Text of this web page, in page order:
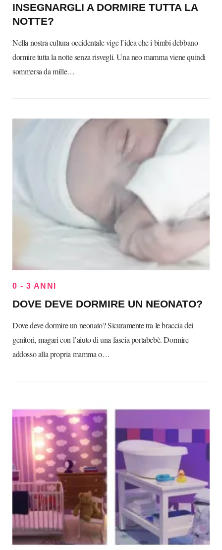
INSEGNARGLI A DORMIRE TUTTA LA
NOTTE?
Nella nostra cultura occidentale vige l’idea che i bimbi debbano
dormire tutta la notte senza risvegli. Una neo mamma viene quindi
sommersa da mille…
0 - 3 ANNI
DOVE DEVE DORMIRE UN NEONATO?
Dove deve dormire un neonato? Sicuramente tra le braccia dei
genitori, magari con l’aiuto di una fascia portabebè. Dormire
addosso alla propria mamma o…